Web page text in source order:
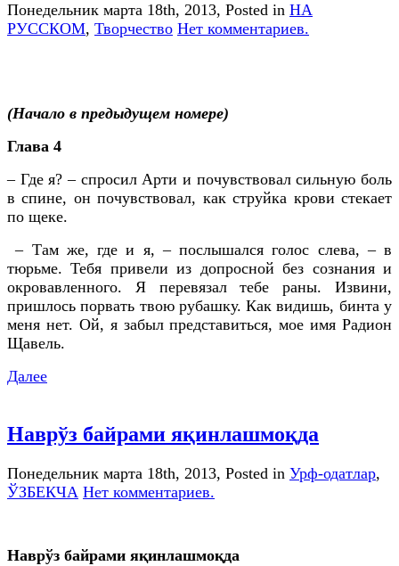
Понедельник марта 18th, 2013, Posted in НА
РУССКОМ, Творчество Нет комментариев.
(Начало в предыдущем номере)
Глава 4
– Где я? – спросил Арти и почувствовал сильную боль
в спине, он почувствовал, как струйка крови стекает
по щеке.
– Там же, где и я, – послышался голос слева, – в
тюрьме. Тебя привели из допросной без сознания и
окровавленного. Я перевязал тебе раны. Извини,
пришлось порвать твою рубашку. Как видишь, бинта у
меня нет. Ой, я забыл представиться, мое имя Радион
Щавель.
Далее
Наврўз байрами яқинлашмоқда
Понедельник марта 18th, 2013, Posted in Урф-одатлар,
ЎЗБЕКЧА Нет комментариев.
Наврўз байрами яқинлашмоқда